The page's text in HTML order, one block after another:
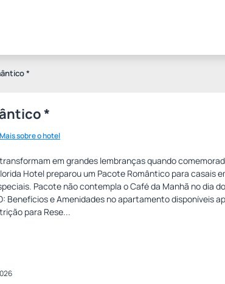
*
*
Mais sobre o hotel
em grandes lembranças quando
Hotel preparou um Pacote Romântico para casais
Pacote não contempla o Café da Manhã no dia do
Benefícios e Amenidades no apartamento disponíveis
para Rese...